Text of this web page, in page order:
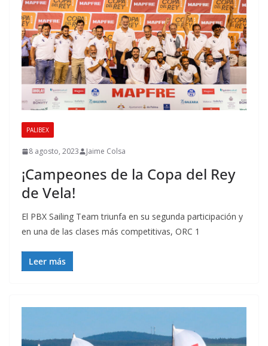
PALIBEX
8 agosto, 2023 Jaime Colsa
¡Campeones de la Copa del Rey
de Vela!
El PBX Sailing Team triunfa en su segunda participación y
en una de las clases más competitivas, ORC 1
Leer más